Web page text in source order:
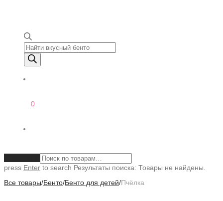
Поиск товаров
0
press Enter to search Результаты поиска: Товары не найдены.
Все товары/Бенто/Бенто для детей/Пчёлка